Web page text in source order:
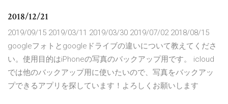
2018/12/21
2019/09/15 2019/03/11 2019/03/30 2019/07/02 2018/08/15
googleフォトとgoogleドライブの違いについて教えてくださ
い。使用目的はiPhoneの写真のバックアップ用です。 icloud
では他のバックアップ用に使いたいので、写真をバックアッ
プできるアプリを探しています！よろしくお願いします